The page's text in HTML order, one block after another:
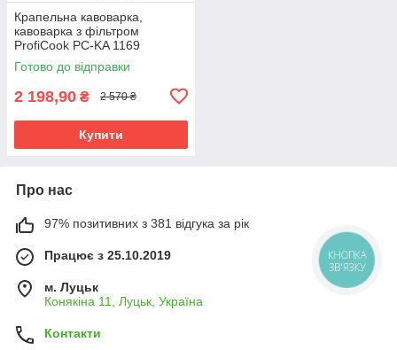
Крапельна кавоварка,
кавоварка з фільтром
ProfiCook PC-KA 1169
нержавіюча сталь сенсорне
управління
Готово до відправки
2 198,90 ₴ 2 570 ₴
Купити
Про нас
97% позитивних з 381 відгука за рік
Працює з 25.10.2019
м. Луцьк
Конякіна 11, Луцьк, Україна
Контакти
КНОПКА
ЗВ'ЯЗКУ